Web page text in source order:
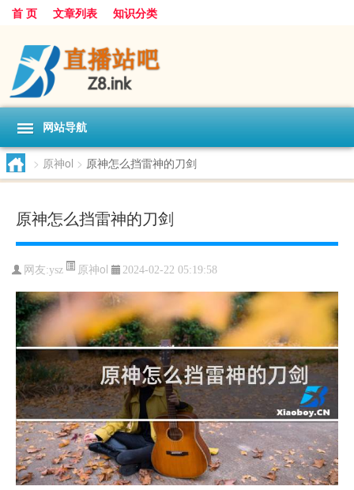
首 页 文章列表 知识分类
网站导航
> 原神ol > 原神怎么挡雷神的刀剑
原神怎么挡雷神的刀剑
网友:ysz 原神ol 2024-02-22 05:19:58